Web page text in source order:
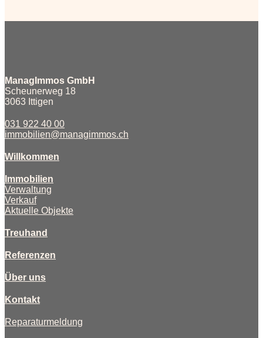
ManagImmos GmbH
Scheunerweg 18
3063 Ittigen
031 922 40 00
immobilien@managimmos.ch
Willkommen
Immobilien
Verwaltung
Verkauf
Aktuelle Objekte
Treuhand
Referenzen
Über uns
Kontakt
Reparaturmeldung